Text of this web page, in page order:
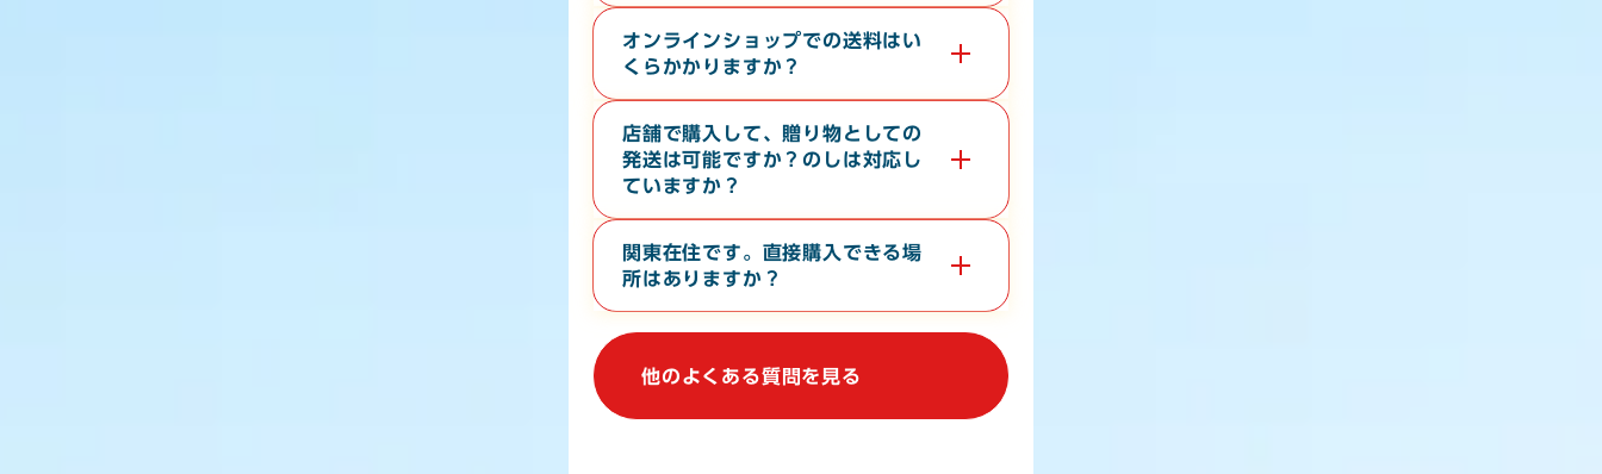
現金・各クレジットカード・各種電子マネー・バーコー
ド決済が対応しております。
オンラインショップでの送料はい
くらかかりますか？
お届け先の地域や、常温便・冷蔵便・冷凍便などの温度
帯によって異なります。オンラインショップの
イドをご確認ください。
店舗で購入して、贈り物としての
発送は可能ですか？のしは対応し
ていますか？
店舗からの地方発送（クロネコヤマト便）、熨斗（の
し）の対応も行なっております。
関東在住です。直接購入できる場
所はありますか？
関東地方で常時販売している店舗はございませんが、不
定期で上野駅や大宮駅での物産展に出店しております。
ます。
他のよくある質問を見る